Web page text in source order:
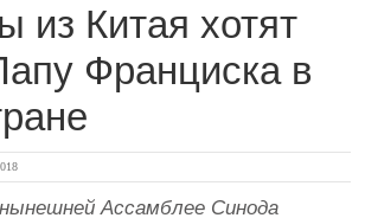
из Китая хотят
Франциска в
Ассамблее Синода